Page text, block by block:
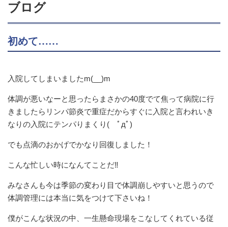
ブログ
初めて……
入院してしまいましたm(__)m
体調が悪いなーと思ったらまさかの40度でて焦って病院に行
きましたらリンパ節炎で重症だからすぐに入院と言われいき
なりの入院にテンパりまくり( ﾟдﾟ)
でも点滴のおかげでかなり回復しました！
こんな忙しい時になんてことだ‼︎
みなさんも今は季節の変わり目で体調崩しやすいと思うので
体調管理には本当に気をつけて下さいね！
僕がこんな状況の中、一生懸命現場をこなしてくれている従